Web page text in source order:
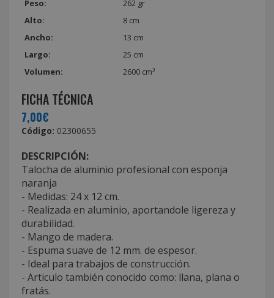
Peso:
262 gr
Alto:
8 cm
Ancho:
13 cm
Largo:
25 cm
Volumen:
2600 cm³
FICHA TÉCNICA
7,00€
Código: 02300655
DESCRIPCIÓN:
Talocha de aluminio profesional con esponja
naranja
- Medidas: 24 x 12 cm.
- Realizada en aluminio, aportandole ligereza y
durabilidad.
- Mango de madera.
- Espuma suave de 12 mm. de espesor.
- Ideal para trabajos de construcción.
- Articulo también conocido como: llana, plana o
fratás.